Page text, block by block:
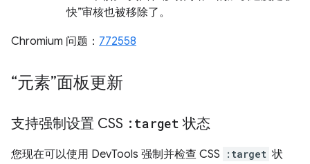
快”审核也被移除了。
Chromium 问题： 772558
“元素”面板更新
支持强制设置 CSS :target 状态
您现在可以使用 DevTools 强制并检查 CSS :target 状